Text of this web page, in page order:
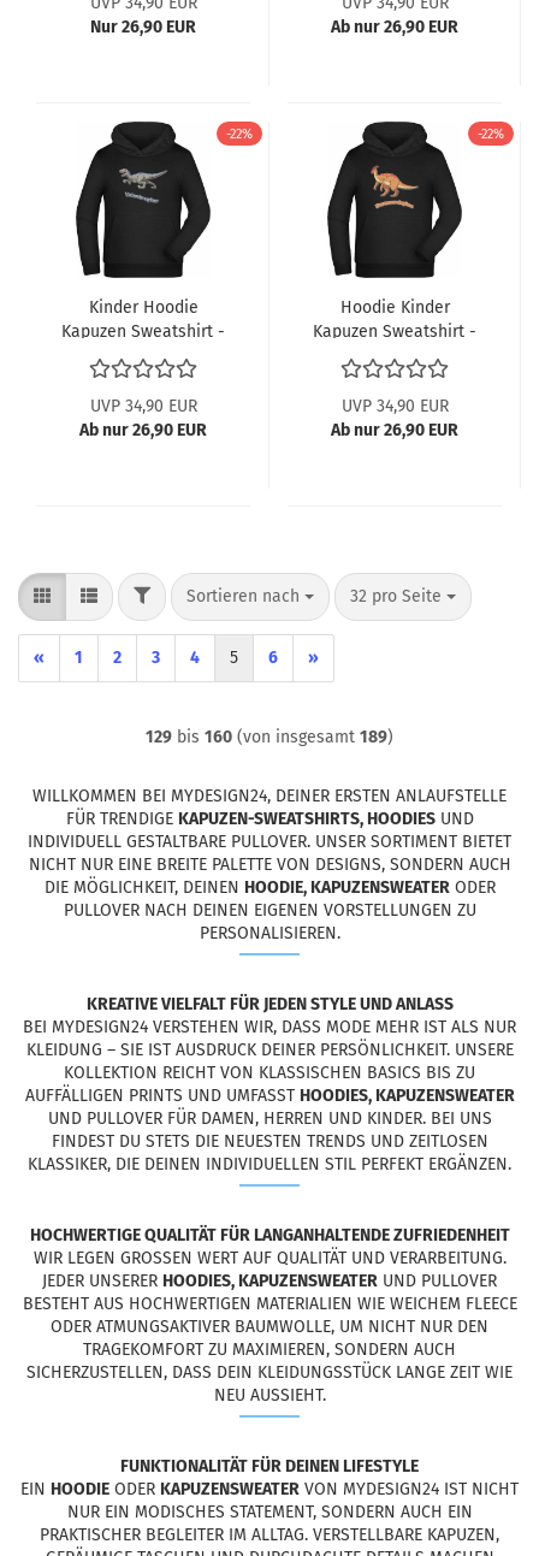
Nur 26,90 EUR
Ab nur 26,90 EUR
-22%
Kinder Hoodie
Kapuzen Sweatshirt -
Velociraptor
UVP 34,90 EUR
Ab nur 26,90 EUR
-22%
Hoodie Kinder
Kapuzen Sweatshirt -
Mit Parasaurolophus
UVP 34,90 EUR
Ab nur 26,90 EUR
FILTERSortieren nach
Sortieren nach 32 pro Seite
pro Seite
« 1 2 3 4 5 6 »
129 bis 160 (von insgesamt 189)
WILLKOMMEN BEI MYDESIGN24, DEINER ERSTEN ANLAUFSTELLE
FÜR TRENDIGE KAPUZEN-SWEATSHIRTS, HOODIESUND
INDIVIDUELL GESTALTBARE PULLOVER. UNSER SORTIMENT BIETET
NICHT NUR EINE BREITE PALETTE VON DESIGNS, SONDERN AUCH
DIE MÖGLICHKEIT, DEINEN HOODIE, KAPUZENSWEATERODER
PULLOVER NACH DEINEN EIGENEN VORSTELLUNGEN ZU
PERSONALISIEREN.
KREATIVE VIELFALT FÜR JEDEN STYLE UND ANLASS
BEI MYDESIGN24 VERSTEHEN WIR, DASS MODE MEHR IST ALS NUR
KLEIDUNG – SIE IST AUSDRUCK DEINER PERSÖNLICHKEIT. UNSERE
KOLLEKTION REICHT VON KLASSISCHEN BASICS BIS ZU
AUFFÄLLIGEN PRINTS UND UMFASST HOODIES, KAPUZENSWEATER
UND PULLOVER FÜR DAMEN, HERREN UND KINDER. BEI UNS
FINDEST DU STETS DIE NEUESTEN TRENDS UND ZEITLOSEN
KLASSIKER, DIE DEINEN INDIVIDUELLEN STIL PERFEKT ERGÄNZEN.
HOCHWERTIGE QUALITÄT FÜR LANGANHALTENDE ZUFRIEDENHEIT
WIR LEGEN GROSSEN WERT AUF QUALITÄT UND VERARBEITUNG. J
EDER UNSERER HOODIES, KAPUZENSWEATER UND PULLOVER
BESTEHT AUS HOCHWERTIGEN MATERIALIEN WIE WEICHEM FLEECE
ODER ATMUNGSAKTIVER BAUMWOLLE, UM NICHT NUR DEN
TRAGEKOMFORT ZU MAXIMIEREN, SONDERN AUCH
SICHERZUSTELLEN, DASS DEIN KLEIDUNGSSTÜCK LANGE ZEIT WIE
NEU AUSSIEHT.
FUNKTIONALITÄT FÜR DEINEN LIFESTYLE
EIN HOODIE ODER KAPUZENSWEATER VON MYDESIGN24 IST NICHT
NUR EIN MODISCHES STATEMENT, SONDERN AUCH EIN
PRAKTISCHER BEGLEITER IM ALLTAG. VERSTELLBARE KAPUZEN,